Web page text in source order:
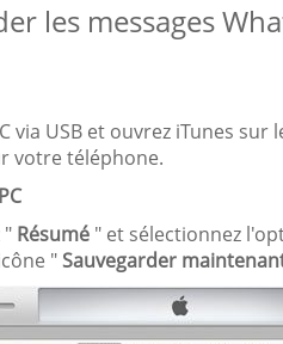
les messages
via USB et ouvrez iTunes sur
votre téléphone.
" Résumé " et sélectionnez
"Sauvegarder